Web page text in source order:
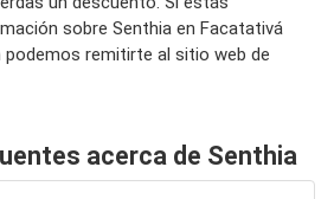
sobre Senthia en Facatativá
podemos remitirte al sitio web de
acerca de Senthia